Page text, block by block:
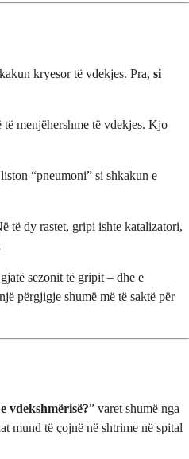
kryesor të vdekjes. Pra, si
menjëhershme të vdekjes. Kjo
“pneumoni” si shkakun e
të dy rastet, gripi ishte katalizatori,
sezonit të gripit – dhe e
përgjigje shumë më të saktë për
vdekshmërisë?” varet shumë nga
mund të çojnë në shtrime në spital